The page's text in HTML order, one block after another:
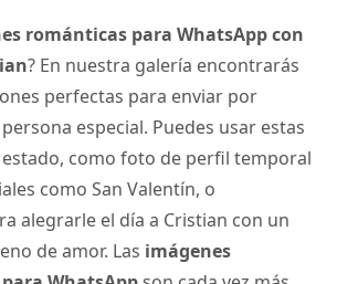
románticas para WhatsApp con
? En nuestra galería encontrarás
perfectas para enviar por
especial. Puedes usar estas
como foto de perfil temporal
como San Valentín, o
alegrarle el día a Cristian con un
de amor. Las imágenes